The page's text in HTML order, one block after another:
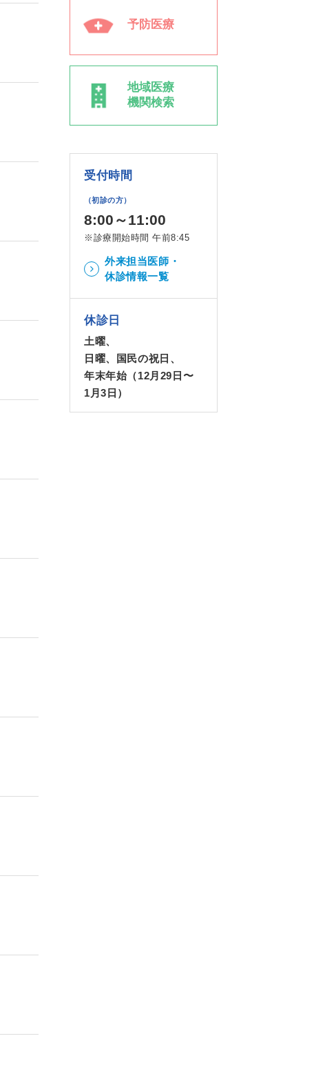
予防医療
地域医療
機関検索
受付時間
（初診の方）
8:00～11:00
※診療開始時間 午前8:45
外来担当医師・
休診情報一覧
休診日
土曜、
日曜、国民の祝日、
年末年始（12月29日〜
1月3日）